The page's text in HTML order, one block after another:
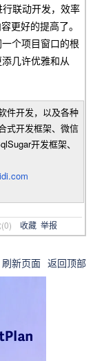
联动开发，效率
更好的提高了。
个项目窗口的根
几许优雅和从
件开发，以及各种
式开发框架、微信
开发框架、
0) 收藏 举报
刷新页面 返回顶部